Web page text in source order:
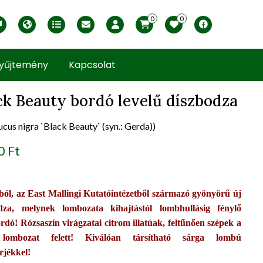
version
Télállósági zónák
Nyomtatható ABC árjegyzék
Profilom
0 0
Facebook
Kapcsolat
view
Beauty bordó levelű díszbodza
nigra `Black Beauty` (syn.: Gerda))
Ft
az East Mallingi Kutatóintézetből származó gyönyörű új
melynek lombozata kihajtástól lombhullásig fénylő
Rózsaszín virágzatai citrom illatúak, feltűnően szépek a
felett! Kiválóan társítható sárga lombú